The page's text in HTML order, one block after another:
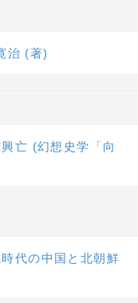
治 (著)
亡 (幻想史学「向
代の中国と北朝鮮